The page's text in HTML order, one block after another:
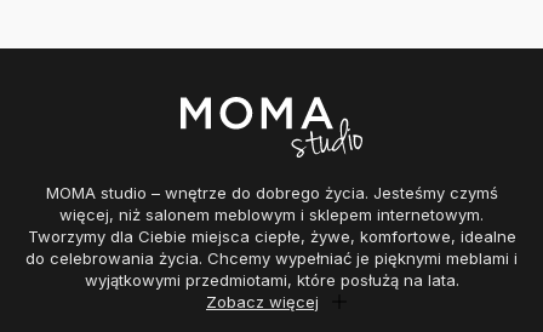
MOMA studio – wnętrze do dobrego życia. Jesteśmy czymś
więcej, niż salonem meblowym i sklepem internetowym.
Tworzymy dla Ciebie miejsca ciepłe, żywe, komfortowe, idealne
do celebrowania życia. Chcemy wypełniać je pięknymi meblami i
wyjątkowymi przedmiotami, które posłużą na lata.
Zobacz więcej